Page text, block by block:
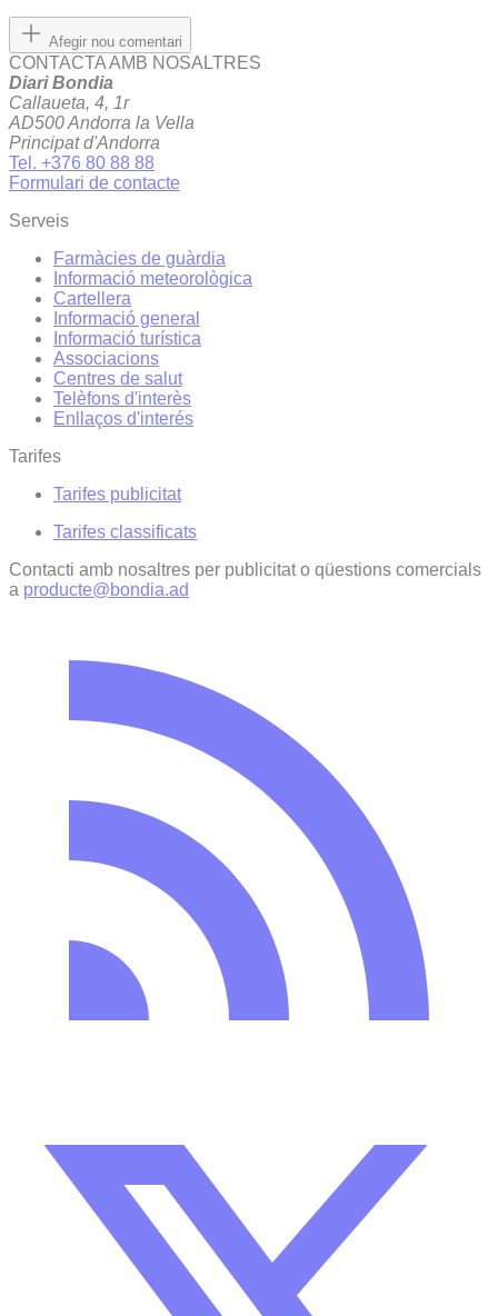
Afegir nou comentari
CONTACTA AMB NOSALTRES
Diari Bondia
Callaueta, 4, 1r
AD500 Andorra la Vella
Principat d'Andorra
Tel. +376 80 88 88
Formulari de contacte
Serveis
Farmàcies de guàrdia
Informació meteorològica
Cartellera
Informació general
Informació turística
Associacions
Centres de salut
Telèfons d'interès
Enllaços d'interés
Tarifes
Tarifes publicitat
Tarifes classificats
Contacti amb nosaltres per publicitat o qüestions comercials
a producte@bondia.ad